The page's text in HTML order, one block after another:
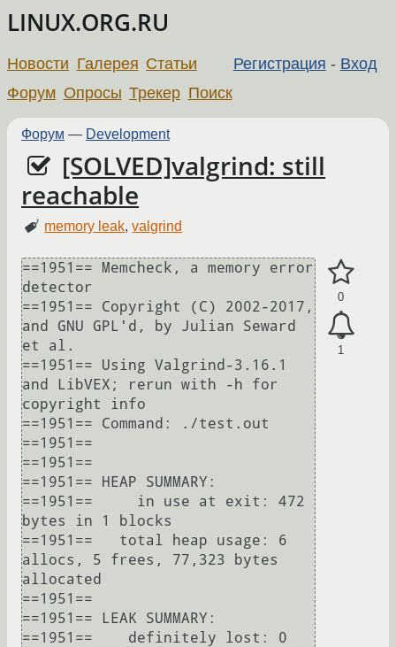
LINUX.ORG.RU
Регистрация - Вход
Новости Галерея Статьи
Форум Опросы Трекер Поиск
Форум — Development
[SOLVED]valgrind: still
reachable
memory leak,valgrind
0
1
==1951== Memcheck, a memory error
detector
==1951== Copyright (C) 2002-2017,
and GNU GPL'd, by Julian Seward
et al.
==1951== Using Valgrind-3.16.1
and LibVEX; rerun with -h for
copyright info
==1951== Command: ./test.out
==1951==
==1951==
==1951== HEAP SUMMARY:
==1951==     in use at exit: 472
bytes in 1 blocks
==1951==   total heap usage: 6
allocs, 5 frees, 77,323 bytes
allocated
==1951==
==1951== LEAK SUMMARY:
==1951==    definitely lost: 0